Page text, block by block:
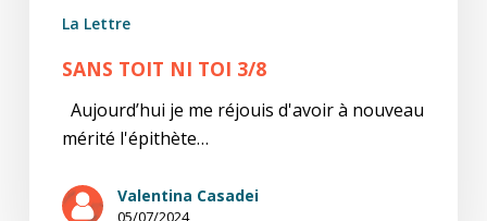
La Lettre
SANS TOIT NI TOI 3/8
Aujourd’hui je me réjouis d'avoir à nouveau
mérité l'épithète…
Valentina Casadei
05/07/2024